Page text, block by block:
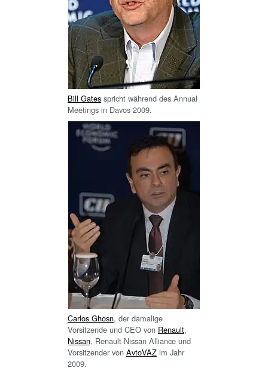
Bill Gates spricht während des Annual
Meetings in Davos 2009.
Carlos Ghosn, der damalige
Vorsitzende und CEO von Renault,
Nissan, Renault-Nissan Alliance und
Vorsitzender von AvtoVAZ im Jahr
2009.